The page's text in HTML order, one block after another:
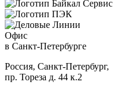
Офис
в Санкт-Петербурге
Россия, Санкт-Петербург,
пр. Тореза д. 44 к.2